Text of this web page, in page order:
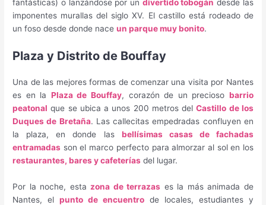
fantásticas) o lanzándose por un divertido tobogán desde las
imponentes murallas del siglo XV. El castillo está rodeado de
un foso desde donde naceun parque muy bonito.
Plaza y Distrito de Bouffay
Una de las mejores formas de comenzar una visita por Nantes
es en la Plaza de Bouffay, corazón de un precioso barrio
peatonal que se ubica a unos 200 metros delCastillo de los
Duques de Bretaña. Las callecitas empedradas confluyen en
la plaza, en donde las bellísimas casas de fachadas
entramadas son el marco perfecto para almorzar al sol en los
restaurantes, bares y cafeterías del lugar.
Por la noche, esta zona de terrazas es la más animada de
Nantes, elpunto de encuentro de locales, estudiantes y